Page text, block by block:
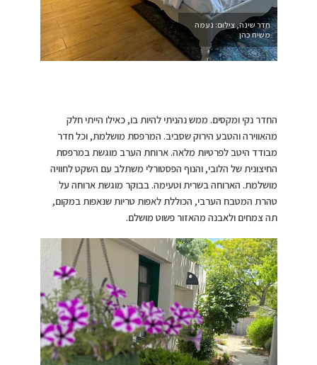
חדר שינה, צילום: נעמה
משיח כהן
החדר נקי ומקסים. ממש נהניתי להיות בו, כאילו הייתי חלק
מהאווירה והטבע הירוק שסביב. המרפסת מושלמת, וכל חדר
מבודד היטב לפרטיות מלאה. ארוחת הערב מוגשת במרפסת
החיצונית של הלובי, והנוף הפסטורלי משתלב עם השקט לחוויה
מושלמת. הארוחה בשרית וטעימה. בבוקר מוגשת ארוחה על
טהרת המטבח הערבי, הכוללת לאפות טריות שנאפות במקום,
תה צמחים ולאבנה מהאזור פשוט מושלם.